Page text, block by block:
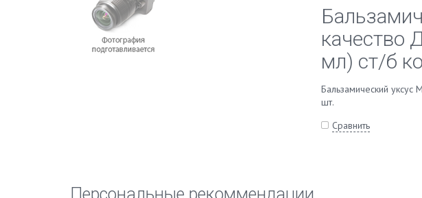
качество
мл) ст/б
Бальзамический
шт.
Сравнить